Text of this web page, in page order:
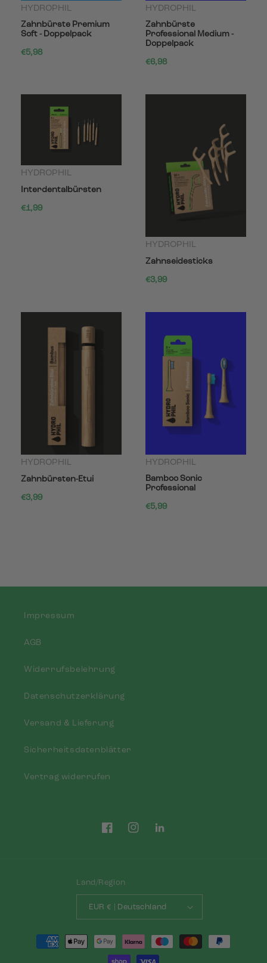
HYDROPHIL
Zahnbürste Premium
Soft - Doppelpack
€5,98
HYDROPHIL
Zahnbürste
Professional Medium -
Doppelpack
€6,98
HYDROPHIL
Interdentalbürsten
€1,99
HYDROPHIL
Zahnseidesticks
€3,99
HYDROPHIL
Zahnbürsten-Etui
€3,99
HYDROPHIL
Bamboo Sonic
Professional
€5,99
Impressum
AGB
Widerrufsbelehrung
Datenschutzerklärung
Versand & Lieferung
Sicherheitsdatenblätter
Vertrag widerrufen
FacebookInstagramTumblr
Land/Region
EUR € | Deutschland
Zahlungsmethoden